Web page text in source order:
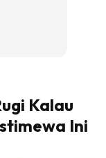
Kalau
Ini